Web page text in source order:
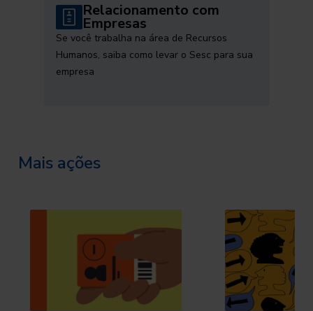
Relacionamento com
Empresas
Se você trabalha na área de Recursos
Humanos, saiba como levar o Sesc para sua
empresa
Mais ações